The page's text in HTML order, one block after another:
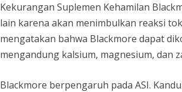
Kekurangan Suplemen Kehamilan
lain karena akan menimbulkan reaksi
mengatakan bahwa Blackmore dapat
mengandung kalsium, magnesium, dan
Blackmore berpengaruh pada ASI.